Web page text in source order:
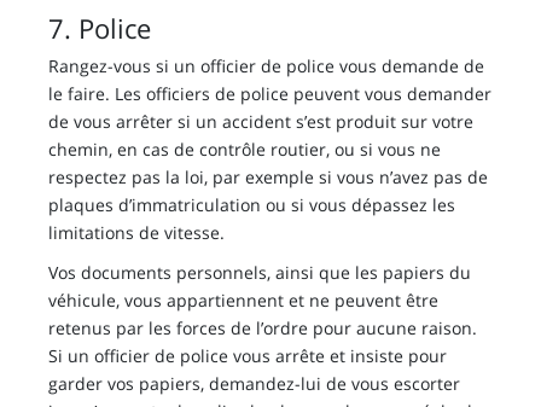
7. Police
Rangez-vous si un officier de police vous demande de
le faire. Les officiers de police peuvent vous demander
de vous arrêter si un accident s’est produit sur votre
chemin, en cas de contrôle routier, ou si vous ne
respectez pas la loi, par exemple si vous n’avez pas de
plaques d’immatriculation ou si vous dépassez les
limitations de vitesse.
Vos documents personnels, ainsi que les papiers du
véhicule, vous appartiennent et ne peuvent être
retenus par les forces de l’ordre pour aucune raison.
Si un officier de police vous arrête et insiste pour
garder vos papiers, demandez-lui de vous escorter